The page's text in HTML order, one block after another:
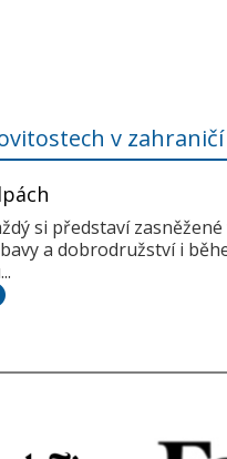
v zahraničí
si představí
a dobrodružství i